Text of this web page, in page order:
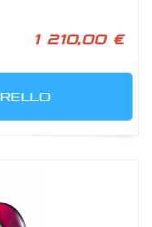
1 210,00 €